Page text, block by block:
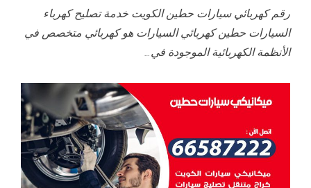
رقم كهربائي سيارات حطين الكويت خدمة تصليح كهرباء
السيارات حطين كهربائي السيارات هو كهربائي متخصص في
الأنظمة الكهربائية الموجودة في…